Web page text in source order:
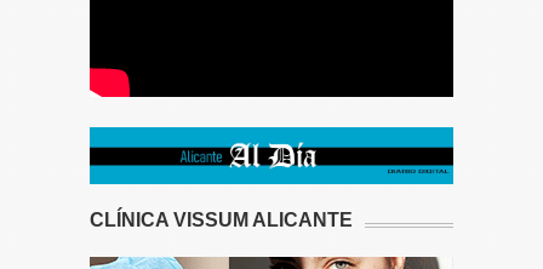
CLÍNICA VISSUM ALICANTE